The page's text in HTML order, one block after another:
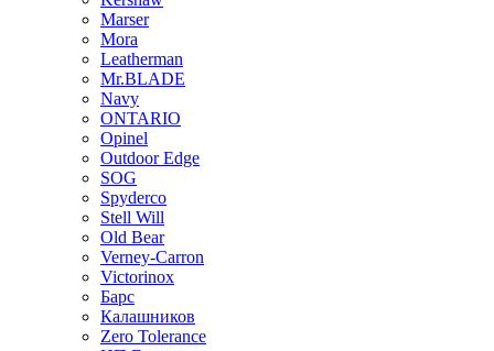
Marser
Mora
Leatherman
Mr.BLADE
Navy
ONTARIO
Opinel
Outdoor Edge
SOG
Spyderco
Stell Will
Old Bear
Verney-Carron
Victorinox
Барс
Калашников
Zero Tolerance